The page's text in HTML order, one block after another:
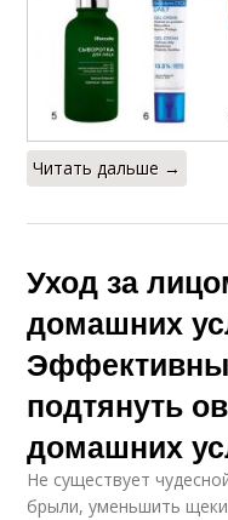
Читать дальше →
Уход за
домашних
подтянуть
домашних
Не существует
брыли, уменьшить